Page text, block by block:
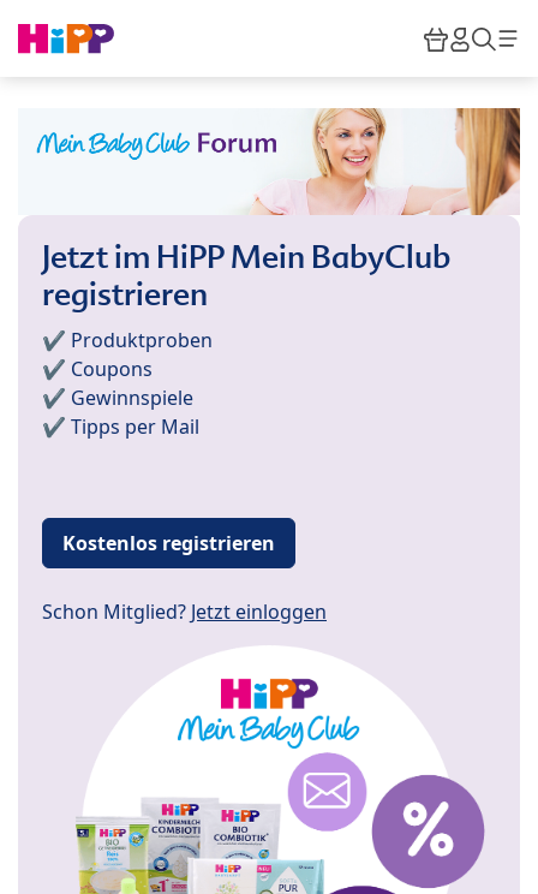
HiPP
Jetzt im HiPP Mein BabyClub
registrieren
✔️ Produktproben
✔️ Coupons
✔️ Gewinnspiele
✔️ Tipps per Mail
Kostenlos registrieren
Schon Mitglied? Jetzt einloggen